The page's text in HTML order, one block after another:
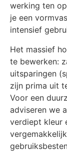
werking ten
je een
intensief
Het massief
te bewerken:
uitsparingen
zijn prima uit
Voor een
adviseren we
verdiept kleur